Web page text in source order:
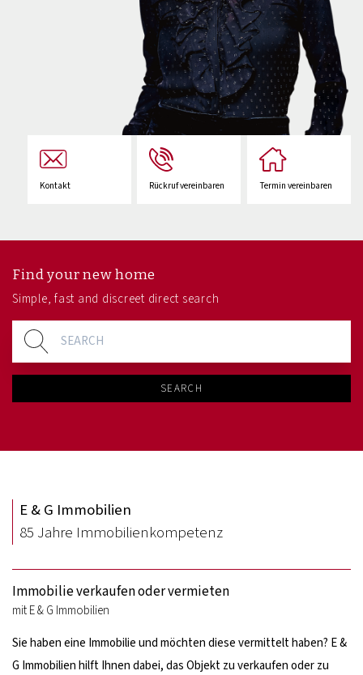
Kontakt Rückruf vereinbaren Termin vereinbaren
Find your new home
Simple, fast and discreet direct search
SEARCH
E & G Immobilien
85 Jahre Immobilienkompetenz
Immobilie verkaufen oder vermieten
mit E & G Immobilien
Sie haben eine Immobilie und möchten diese vermittelt haben? E &
G Immobilien hilft Ihnen dabei, das Objekt zu verkaufen oder zu